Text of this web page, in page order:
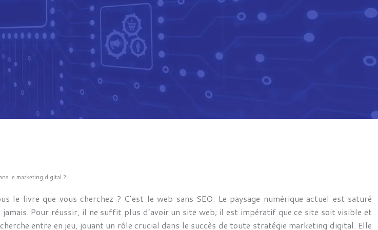
le marketing digital ?
livre que vous cherchez ? C’est le web sans SEO. Le paysage numérique actuel est saturé
Pour réussir, il ne suffit plus d’avoir un site web; il est impératif que ce site soit visible et
entre en jeu, jouant un rôle crucial dans le succès de toute stratégie marketing digital. Elle